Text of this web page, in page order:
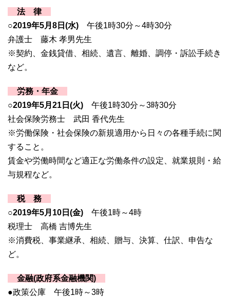
法 律
○2019年5月8日(水) 午後1時30分～4時30分
弁護士 藤木 孝男先生
※契約、金銭貸借、相続、遺言、離婚、調停・訴訟手続き
など。
労務・年金
○2019年5月21日(火) 午後1時30分～3時30分
社会保険労務士 武田 香代先生
※労働保険・社会保険の新規適用から日々の各種手続に関
すること。
賃金や労働時間など適正な労働条件の設定、就業規則・給
与規程など。
税 務
○2019年5月10日(金) 午後1時～4時
税理士 高橋 吉博先生
※消費税、事業継承、相続、贈与、決算、仕訳、申告な
ど。
金融(政府系金融機関)
●政策公庫 午後1時～3時